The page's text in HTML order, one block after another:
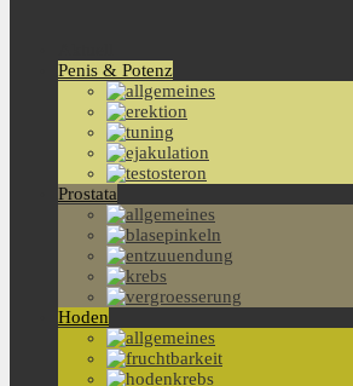
Penis & Potenz
Prostata
Hoden